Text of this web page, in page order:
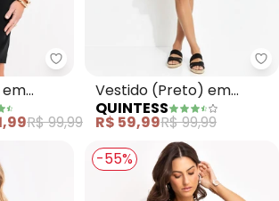
Quintess - Vestido (Preto) em
R$ 99,99
Vestido (Preto) em
Malha Anarruga
QUINTESS
R$ 59,99R$ 99,99
-55%